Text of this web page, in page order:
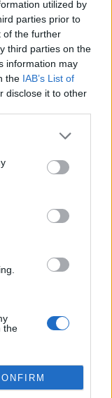
utilized by
parties prior to
of the further
third parties on the
information may
the IAB’s List of
disclose it to other
the
působící v několika
asi stovku
a
Zlíně a Ostravě. V
útočiště. V
Celní správy ČR
velryb,
úřady nařídily
minulý týden
stráž s policií zabavily
Pasažéři lodi
Sám Watson na
na islandskou
vedrům více
letním
pracovníci pražské
stanice pro volně